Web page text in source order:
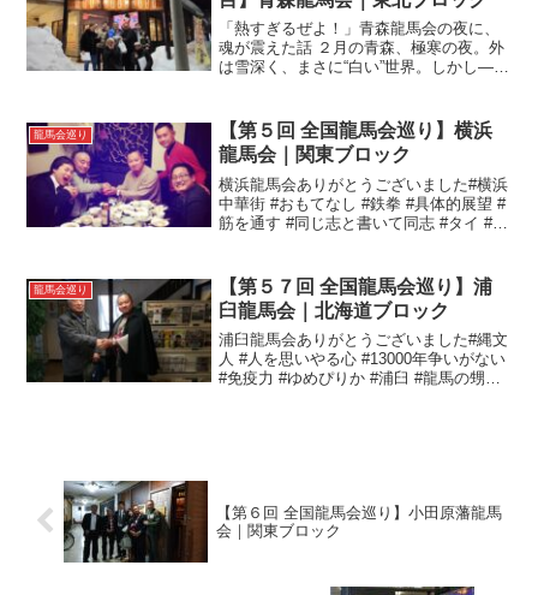
「熱すぎるぜよ！」青森龍馬会の夜に、
魂が震えた話 ２月の青森、極寒の夜。外
は雪深く、まさに“白い”世界。しかし——
龍馬を愛する者たちが集い、語り合う
場。しかし、ただの“...
龍馬会巡り
【第５回 全国龍馬会巡り】横浜
龍馬会｜関東ブロック
横浜龍馬会ありがとうございました#横浜
中華街 #おもてなし #鉄拳 #具体的展望 #
筋を通す #同じ志と書いて同志 #タイ #タ
龍馬会巡り
【第５７回 全国龍馬会巡り】浦
臼龍馬会｜北海道ブロック
浦臼龍馬会ありがとうございました#縄文
人 #人を思いやる心 #13000年争いがない
#免疫力 #ゆめぴりか #浦臼 #龍馬の甥坂
【第６回 全国龍馬会巡り】小田原藩龍馬
会｜関東ブロック